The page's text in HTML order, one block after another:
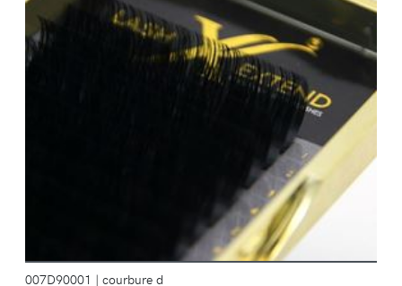
DÉTAILS
007D90001 | courbure d